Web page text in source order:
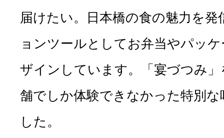
届けたい。日本橋の食の魅力を
ョンツールとしてお弁当やパッ
ザインしています。「宴づつみ
舗でしか体験できなかった特別
した。